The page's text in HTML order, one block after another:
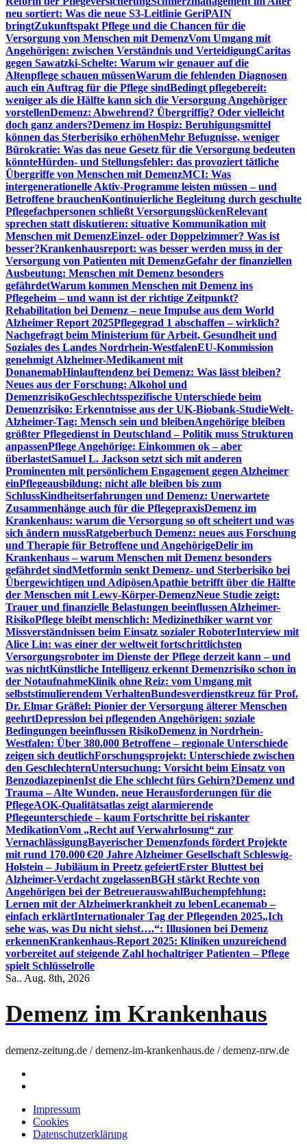
neu sortiert: Was die neue S3-Leitlinie GeriPAIN
bringtZukunftspakt Pflege und die Chancen für die
Versorgung von Menschen mit DemenzVom Umgang mit
Angehörigen: zwischen Verständnis und VerteidigungCaritas
gegen Sawatzki-Schelte: Warum wir genauer auf die
Altenpflege schauen müssenWarum die fehlenden Diagnosen
auch ein Auftrag für die Pflege sindBedingt pflegebereit:
weniger als die Hälfte kann sich die Versorgung Angehöriger
vorstellenDemenz: Abwehrend? Übergriffig? Oder vielleicht
doch ganz anders?Demenz im Hospiz: Beruhigungsmittel
können das Sterberisiko erhöhenMehr Befugnisse, weniger
Bürokratie: Was das neue Gesetz für die Versorgung bedeuten
könnteHürden- und Stellungsfehler: das provoziert tätliche
Übergriffe von Menschen mit DemenzMCI: Was
intergenerationelle Aktiv-Programme leisten müssen – und
Betroffene brauchenKontinuierliche Begleitung durch geschulte
Pflegefachpersonen schließt VersorgungslückenRelevant
sprechen statt diskutieren: situative Kommunikation mit
Menschen mit DemenzEinzel- oder Doppelzimmer? Was ist
besser?Krankenhausreport: was besser werden muss in der
Versorgung von Patienten mit DemenzGefahr der finanziellen
Ausbeutung: Menschen mit Demenz besonders
gefährdetWarum kommen Menschen mit Demenz ins
Pflegeheim – und wann ist der richtige Zeitpunkt?
Rehabilitation bei Demenz – neue Impulse aus dem World
Alzheimer Report 2025Pflegegrad 1 abschaffen – wirklich?
Nachgefragt beim Ministerium für Arbeit, Gesundheit und
Soziales des Landes Nordrhein-WestfalenEU-Kommission
genehmigt Alzheimer-Medikament mit
DonanemabHinlauftendenz bei Demenz: Was lässt bleiben?
Neues aus der Forschung: Alkohol und
DemenzrisikoGeschlechtsspezifische Unterschiede beim
Demenzrisiko: Erkenntnisse aus der UK-Biobank-StudieWelt-
Alzheimer-Tag: Mensch sein und bleibenAngehörige bleiben
größter Pflegedienst in Deutschland – Politik muss Strukturen
anpassenPflege Angehörige: Einkommen ok – aber
überlastetSamuel L. Jackson setzt sich mit anderen
Prominenten mit persönlichem Engagement gegen Alzheimer
einPflegeausbildung: nicht alle bleiben bis zum
SchlussKindheitserfahrungen und Demenz: Unerwartete
Zusammenhänge auch für die PflegepraxisDemenz im
Krankenhaus: warum die Versorgung so oft scheitert und was
sich ändern mussRatgeberbuch Demenz: neues aus Forschung
und Therapie für Betroffene und AngehörigeDelir im
Krankenhaus – warum Menschen mit Demenz besonders
gefährdet sindMetformin senkt Demenz- und Sterberisiko bei
Übergewichtigen und AdipösenApathie betrifft über die Hälfte
der Menschen mit Lewy-Körper-DemenzNeue Studie zeigt:
Trauer und finanzielle Belastungen beeinflussen Alzheimer-
RisikoPflege bleibt menschlich: Medizinethiker warnt vor
Missverständnissen beim Einsatz sozialer RoboterInterview mit
Alice Lin: was einer der weltweit fortschrittlichsten
Versorgungsroboter im Dienste der Pflege derzeit kann – und
was nichtKünstliche Intelligenz erkennt Demenzrisiko schon in
der NotaufnahmeKlinik ohne Reiz: vom Umgang mit
selbststimulierendem VerhaltenBundesverdienstkreuz für Prof.
Dr. Elmar Gräßel: Pionier der Versorgung älterer Menschen
geehrtDepression bei pflegenden Angehörigen: soziale
Bedingungen beeinflussen RisikoDemenz in Nordrhein-
Westfalen: Über 380.000 Betroffene – regionale Unterschiede
zeigen sich deutlichForschungsprojekt: Unterschiede zwischen
den GeschlechternUntersuchung: Vorsicht beim Einsatz von
BenzodiazepinenIst die Ehe schlecht fürs Gehirn?Demenz und
Trauma – Alte Wunden, neue Herausforderungen für die
PflegeAOK-Qualitätsatlas zeigt alarmierende
Pflegeunterschiede – kaum Fortschritte bei riskanter
MedikationVom „Recht auf Verwahrlosung“ zur
VernachlässigungBayerischer Demenzfonds fördert Projekte
mit rund 170.000 €20 Jahre Alzheimer Gesellschaft Schleswig-
Holstein – Jubiläum in Preetz gefeiertErster Bluttest bei
Alzheimer-Verdacht zugelassenBGH stärkt Rechte von
Angehörigen bei der BetreuerauswahlBuchempfehlung:
Lernen mit der Alzheimerkrankheit zu lebenLecanemab –
einfach erklärtInternationaler Tag der Pflegenden 2025„Ich
sehe was, was Du nicht siehst….“: Illusionen bei Demenz
erkennenKrankenhaus-Report 2025: Kliniken unzureichend
vorbereitet auf steigende Zahl hochaltriger Patienten – Pflege
spielt Schlüsselrolle
Sa.. Aug. 8th, 2026
Demenz im Krankenhaus
demenz-zeitung.de / demenz-im-krankenhaus.de / demenz-nrw.de
Impressum
Cookies
Datenschutzerklärung